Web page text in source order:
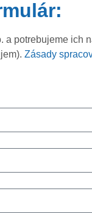
a potrebujeme ich
Zásady